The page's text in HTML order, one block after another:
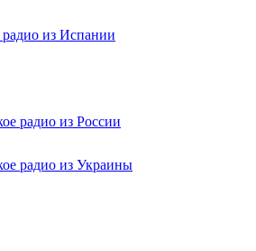
из Испании
радио из России
радио из Украины